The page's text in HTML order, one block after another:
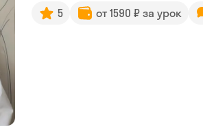
5 от 1590 ₽ за урок